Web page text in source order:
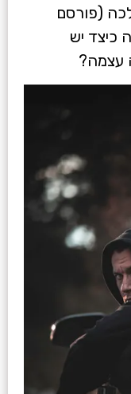
(פורסם
דן בשאלה כיצד יש
עצמה?